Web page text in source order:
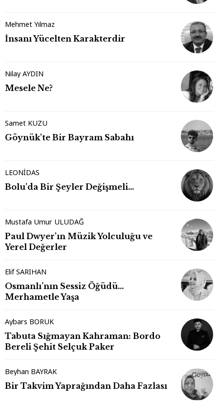
Mehmet Yılmaz
İnsanı Yücelten Karakterdir
Nilay AYDIN
Mesele Ne?
Samet KUZU
Göynük'te Bir Bayram Sabahı
LEONİDAS
Bolu'da Bir Şeyler Değişmeli…
Mustafa Umur ULUDAĞ
Paul Dwyer'ın Müzik Yolculuğu ve
Yerel Değerler
Elif SARIHAN
Osmanlı’nın Sessiz Öğüdü…
Merhametle Yaşa
Aybars BORUK
Tabuta Sığmayan Kahraman: Bordo
Bereli Şehit Selçuk Paker
Beyhan BAYRAK
Bir Takvim Yaprağından Daha Fazlası